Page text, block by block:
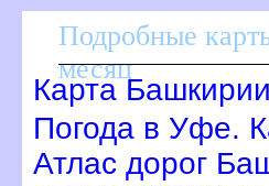
Подробные
месяц
Карта
Погода в Уфе.
Атлас дорог